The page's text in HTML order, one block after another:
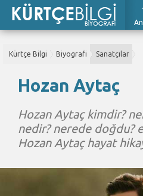
Kürtçe Bilgi Biyografi Sanatçılar
Hozan Aytaç
Hozan Aytaç kimdir?
nedir? nerede doğdu?
Hozan Aytaç hayat